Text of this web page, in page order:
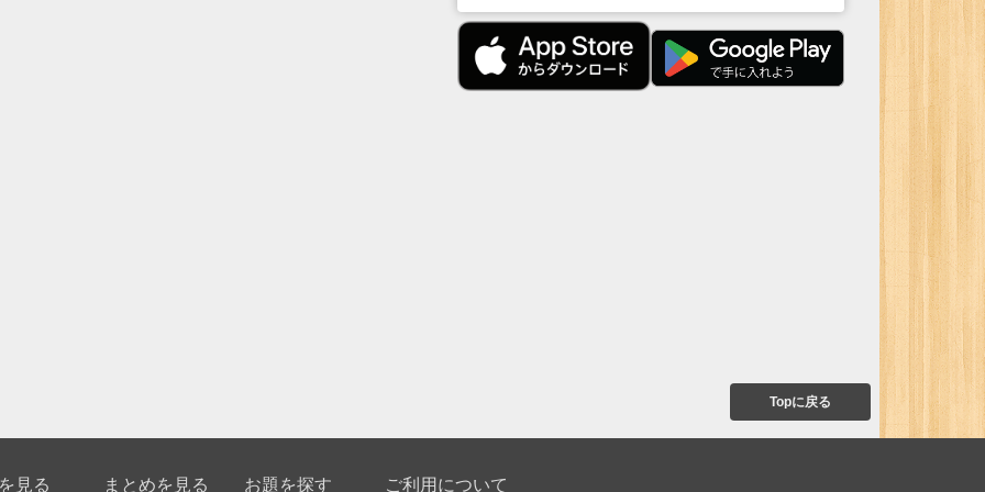
Topに戻る
見る まとめを見る お題を探す ご利用について